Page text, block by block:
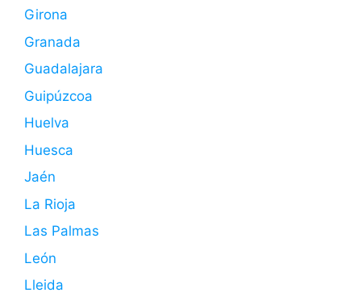
Girona
Granada
Guadalajara
Guipúzcoa
Huelva
Huesca
Jaén
La Rioja
Las Palmas
León
Lleida